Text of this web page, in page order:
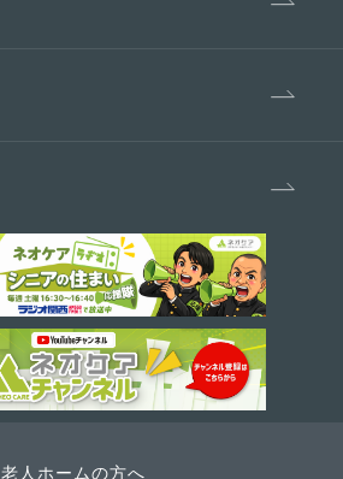
老人ホームの方へ